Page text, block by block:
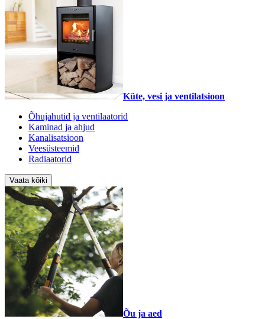
Küte, vesi ja ventilatsioon
Õhujahutid ja ventilaatorid
Kaminad ja ahjud
Kanalisatsioon
Veesüsteemid
Radiaatorid
Vaata kõiki
Õu ja aed